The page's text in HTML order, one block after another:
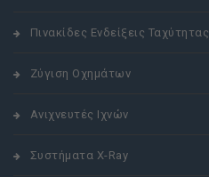
Πινακίδες Ενδείξεις Ταχύτητας
Ζύγιση Οχημάτων
Ανιχνευτές Ιχνών
Συστήματα X-Ray